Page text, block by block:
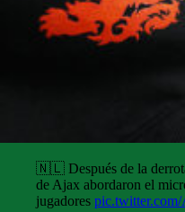
🇳🇱 Después de la
de Ajax abordaron el
jugadores